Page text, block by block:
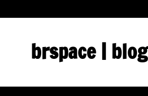
content
brspace | blog